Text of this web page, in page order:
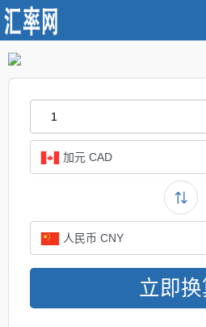
加元 CAD
人民币 CNY
立即换